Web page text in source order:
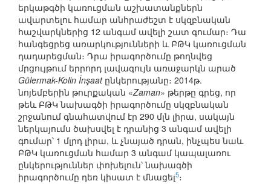
երկաթգծի կառուցման աշխատանքներն
ավարտելու համար անհրաժեշտ է սկզբնական
հաշվարկներից 12 անգամ ավելի շատ գումար։ Դա
հանգեցրեց առարկությունների և ԲԹԿ կառուցման
դադարեցման։ Դրա իրագործումը թողնվեց
մրցույթում երրորդ լավագույն առաջարկն արած
Gülermak-Kolin İnşaatընկերությանը։ 2014թ.
նոյեմբերին թուրքական «Zaman» թերթը գրեց, որ
թեև ԲԹԿ նախագծի իրագործումը սկզբնական
շրջանում գնահատվում էր 290 մլն լիրա, սակայն
ներկայումս ծախսվել է դրանից 3 անգամ ավելի
գումար՝ 1 մլրդ լիրա, և չնայած դրան, ինչպես նաև
ԲԹԿ կառուցման համար 3 անգամ կապալառու
ընկերություններ փոխելուն՝ նախագծի
իրագործումը դեռ կիսատ է մնացել5։